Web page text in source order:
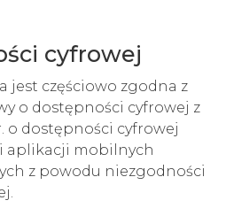
cyfrowej
jest częściowo zgodna z
o dostępności cyfrowej z
o dostępności cyfrowej
aplikacji mobilnych
z powodu niezgodności